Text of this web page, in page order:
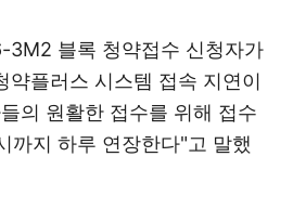
3M2 블록 청약접수 신청자가
약플러스 시스템 접속 지연이
의 원활한 접수를 위해 접수
까지 하루 연장한다"고 말했